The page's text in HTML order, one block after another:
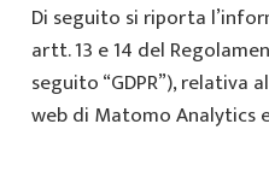
Di seguito si riporta
artt. 13 e 14 del
seguito “GDPR”), relativa
web di Matomo Analytics